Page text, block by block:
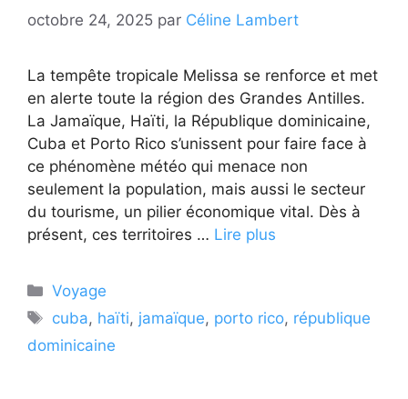
octobre 24, 2025 par Céline Lambert
La tempête tropicale Melissa se renforce et met
en alerte toute la région des Grandes Antilles.
La Jamaïque, Haïti, la République dominicaine,
Cuba et Porto Rico s’unissent pour faire face à
ce phénomène météo qui menace non
seulement la population, mais aussi le secteur
du tourisme, un pilier économique vital. Dès à
présent, ces territoires … Lire plus
Catégories
Voyage
Étiquettes
cuba, haïti, jamaïque, porto rico, république
dominicaine